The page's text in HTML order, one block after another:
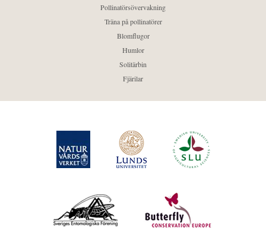
Pollinatörsövervakning
Träna på pollinatörer
Blomflugor
Humlor
Solitärbin
Fjärilar